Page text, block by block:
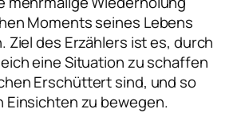
Moments seines Lebens
Ziel des Erzählers ist es, durch
eine Situation zu schaffen
Erschüttert sind, und so
Einsichten zu bewegen.